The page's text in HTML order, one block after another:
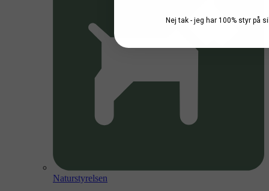
Naturstyrelsen
Nej tak - jeg har 100% styr på